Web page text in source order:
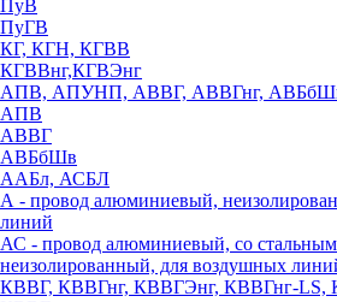
ПуВ
ПуГВ
КГ, КГН, КГВВ
КГВВнг,КГВЭнг
АПВ, АПУНП, АВВГ, АВВГнг,
АПВ
АВВГ
АВБбШв
ААБл, АСБЛ
А - провод алюминиевый,
линий
АС - провод алюминиевый, со стальным
неизолированный, для воздушных
КВВГ, КВВГнг, КВВГЭнг, КВВГнг-LS,